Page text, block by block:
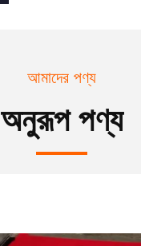
আমাদের পণ্য
অনুরূপ পণ্য